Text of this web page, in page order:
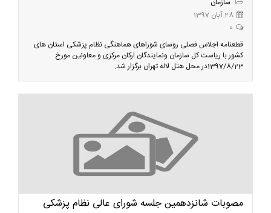
سازمان
28 آبان 1397
0
قطعنامه اجلاس فصلی روسای شوراهای هماهنگی نظام پزشکی استان های
کشور با ریاست کل سازمان ونمایندگان ارکان مرکزی و معاونین مورخ
1397/8/23در محل هتل لاله تهران برگزار شد.
مصوبات شانزدهمین جلسه شورای عالی نظام پزشکی